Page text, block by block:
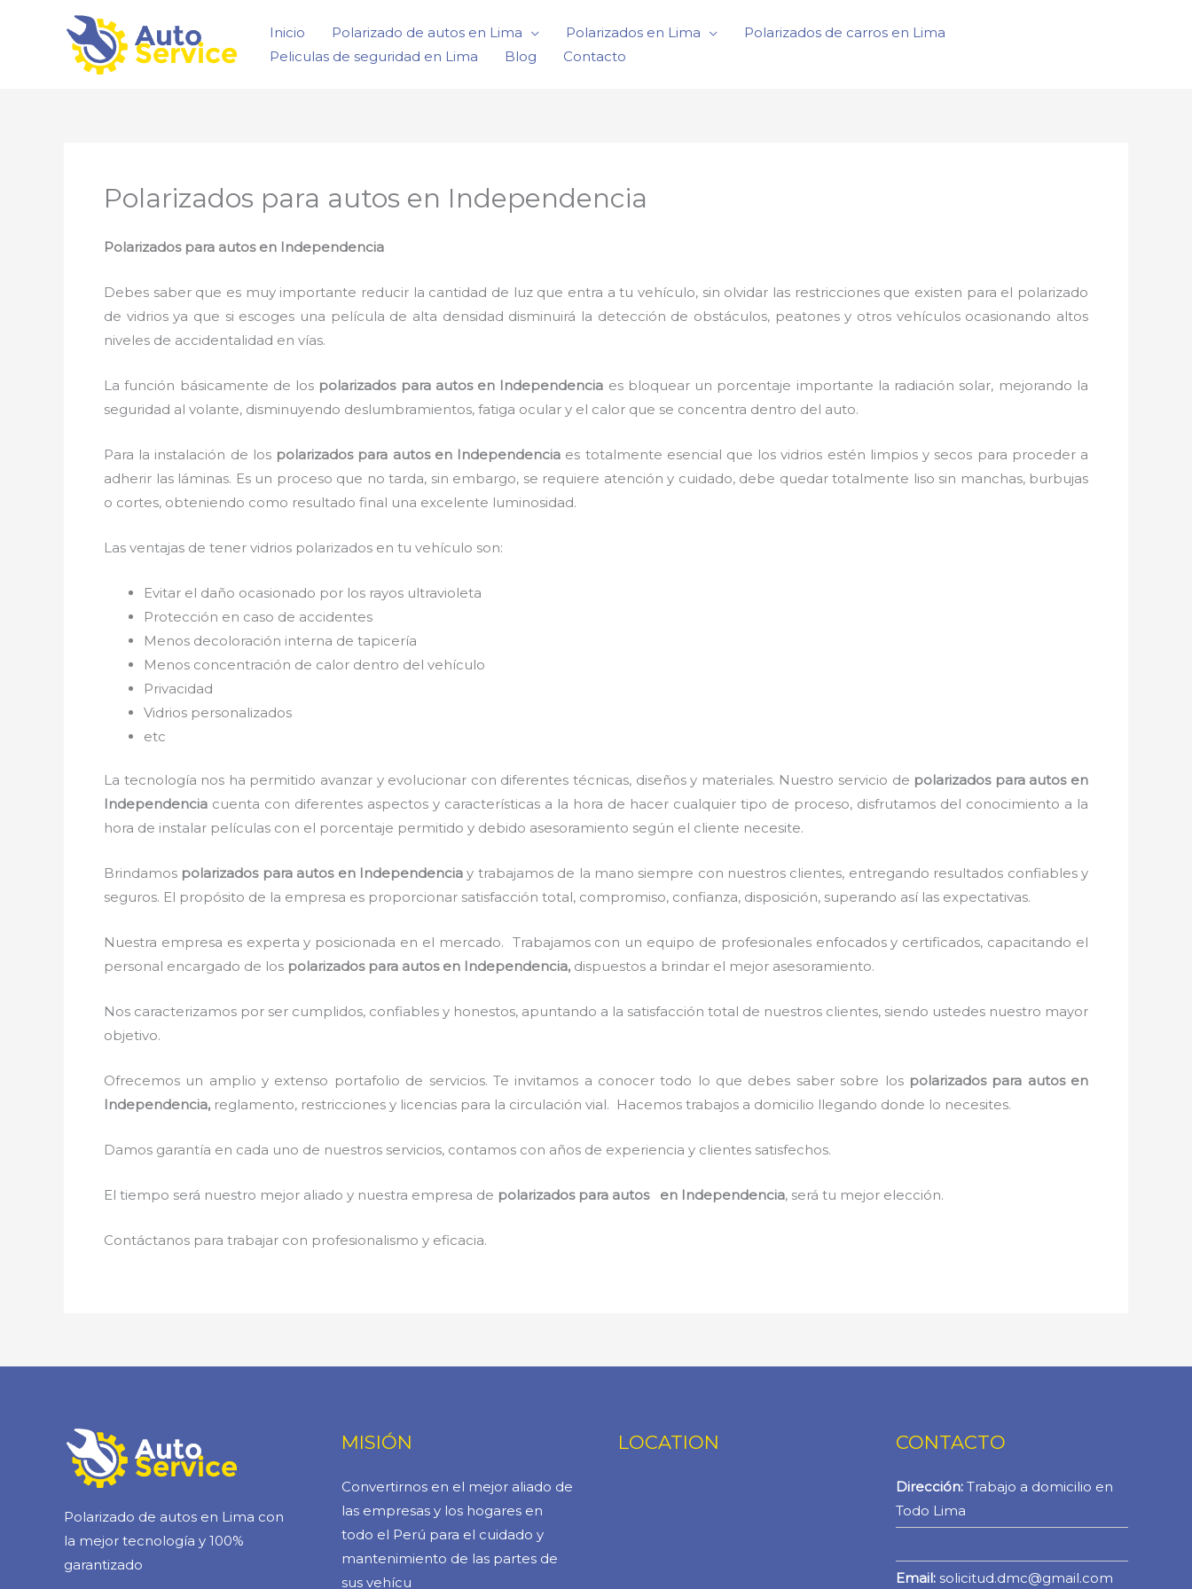
Inicio Polarizado de autos en Lima Polarizados en Lima
Polarizados de carros en Lima
Peliculas de seguridad en Lima
Blog Contacto
Polarizados para autos en Independencia
Polarizados para autos en Independencia
Debes saber que es muy importante reducir la cantidad de luz que entra a tu vehículo, sin olvidar las restricciones que existen para el polarizado
de vidrios ya que si escoges una película de alta densidad disminuirá la detección de obstáculos, peatones y otros vehículos ocasionando altos
niveles de accidentalidad en vías.
La función básicamente de los polarizados para autos en Independencia es bloquear un porcentaje importante la radiación solar, mejorando la
seguridad al volante, disminuyendo deslumbramientos, fatiga ocular y el calor que se concentra dentro del auto.
Para la instalación de los polarizados para autos en Independencia es totalmente esencial que los vidrios estén limpios y secos para proceder a
adherir las láminas. Es un proceso que no tarda, sin embargo, se requiere atención y cuidado, debe quedar totalmente liso sin manchas, burbujas
o cortes, obteniendo como resultado final una excelente luminosidad.
Las ventajas de tener vidrios polarizados en tu vehículo son:
Evitar el daño ocasionado por los rayos ultravioleta
Protección en caso de accidentes
Menos decoloración interna de tapicería
Menos concentración de calor dentro del vehículo
Privacidad
Vidrios personalizados
etc
La tecnología nos ha permitido avanzar y evolucionar con diferentes técnicas, diseños y materiales. Nuestro servicio de polarizados para autos en
Independencia cuenta con diferentes aspectos y características a la hora de hacer cualquier tipo de proceso, disfrutamos del conocimiento a la
hora de instalar películas con el porcentaje permitido y debido asesoramiento según el cliente necesite.
Brindamos polarizados para autos en Independenciay trabajamos de la mano siempre con nuestros clientes, entregando resultados confiables y
seguros. El propósito de la empresa es proporcionar satisfacción total, compromiso, confianza, disposición, superando así las expectativas.
Nuestra empresa es experta y posicionada en el mercado. Trabajamos con un equipo de profesionales enfocados y certificados, capacitando el
personal encargado de los polarizados para autos en Independencia, dispuestos a brindar el mejor asesoramiento.
Nos caracterizamos por ser cumplidos, confiables y honestos, apuntando a la satisfacción total de nuestros clientes, siendo ustedes nuestro mayor
objetivo.
Ofrecemos un amplio y extenso portafolio de servicios. Te invitamos a conocer todo lo que debes saber sobre los polarizados para autos en
Independencia, reglamento, restricciones y licencias para la circulación vial. Hacemos trabajos a domicilio llegando donde lo necesites.
Damos garantía en cada uno de nuestros servicios, contamos con años de experiencia y clientes satisfechos.
El tiempo será nuestro mejor aliado y nuestra empresa de polarizados para autos en Independencia, será tu mejor elección.
Contáctanos para trabajar con profesionalismo y eficacia.
Polarizado de autos en Lima con
la mejor tecnología y 100%
garantizado
MISIÓN
Convertirnos en el mejor aliado de
las empresas y los hogares en
todo el Perú para el cuidado y
mantenimiento de las partes de
sus vehícu
LOCATION CONTACTO
Dirección:Trabajo a domicilio en
Todo Lima
Email: solicitud.dmc@gmail.com